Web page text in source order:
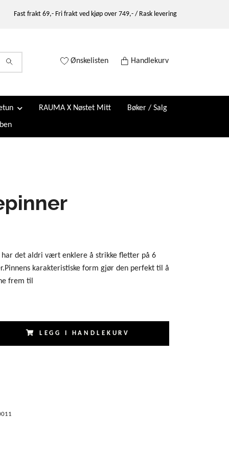
Fast frakt 69,- Fri frakt ved kjøp over 749,- / Rask levering
Ønskelisten Handlekurv
RAUMA X Nøstet Mitt Bøker / Salg
har det aldri vært enklere å strikke fletter på 6
karakteristiske form gjør den perfekt til å
frem til
LEGG I HANDLEKURV